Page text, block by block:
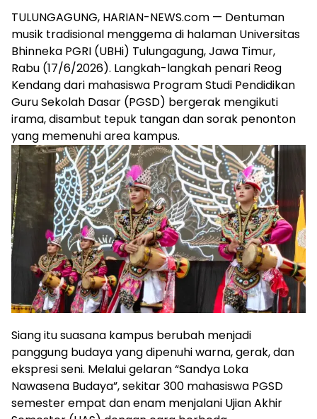
TULUNGAGUNG, HARIAN-NEWS.com — Dentuman
musik tradisional menggema di halaman Universitas
Bhinneka PGRI (UBHi) Tulungagung, Jawa Timur,
Rabu (17/6/2026). Langkah-langkah penari Reog
Kendang dari mahasiswa Program Studi Pendidikan
Guru Sekolah Dasar (PGSD) bergerak mengikuti
irama, disambut tepuk tangan dan sorak penonton
yang memenuhi area kampus.
Siang itu suasana kampus berubah menjadi
panggung budaya yang dipenuhi warna, gerak, dan
ekspresi seni. Melalui gelaran “Sandya Loka
Nawasena Budaya”, sekitar 300 mahasiswa PGSD
semester empat dan enam menjalani Ujian Akhir